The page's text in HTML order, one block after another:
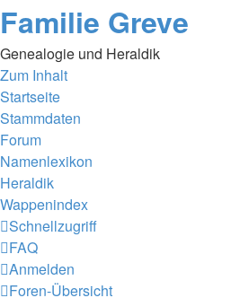
Familie Greve
Genealogie und Heraldik
Zum Inhalt
Startseite
Stammdaten
Forum
Namenlexikon
Heraldik
Wappenindex
Schnellzugriff
FAQ
Anmelden
Foren-Übersicht